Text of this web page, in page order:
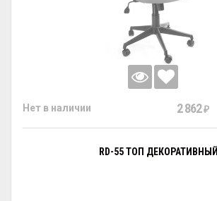
Нет в наличии 2 862 ₽
RD-55 ТОП ДЕКОРАТИВНЫЙ